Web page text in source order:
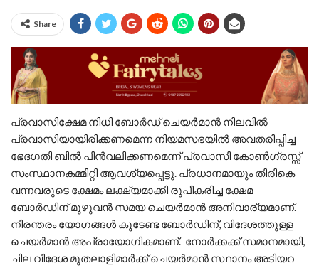
Share
പ്രവാസിക്ഷേമ നിധി ബോർഡ് ചെയർമാൻ നിലവിൽ
പ്രവാസിയായിരിക്കണമെന്ന നിയമസഭയിൽ അവതരിപ്പിച്ച
ഭേദഗതി ബിൽ പിൻവലിക്കണമെന്ന് പ്രവാസി കോൺഗ്രസ്സ്
സംസ്ഥാനകമ്മിറ്റി ആവശ്യപ്പെട്ടു. പ്രധാനമായും തിരികെ
വന്നവരുടെ ക്ഷേമം ലക്ഷ്യമാക്കി രുപീകരിച്ച ക്ഷേമ
ബോർഡിന് മുഴുവൻ സമയ ചെയർമാൻ അനിവാര്യമാണ്.
നിരന്തരം യോഗങ്ങൾ കൂടേണ്ട ബോർഡിന്, വിദേശത്തുള്ള
ചെയർമാൻ അപ്രായോഗികമാണ്. നോർക്കക്ക് സമാനമായി,
ചില വിദേശ മുതലാളിമാർക്ക് ചെയർമാൻ സ്ഥാനം അടിയറ